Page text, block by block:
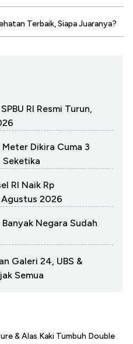
Terbaik, Siapa Juaranya?
RI Resmi Turun,
Dikira Cuma 3
Seketika
RI Naik Rp
2026
Negara Sudah
Galeri 24, UBS &
Semua
& Alas Kaki Tumbuh Double